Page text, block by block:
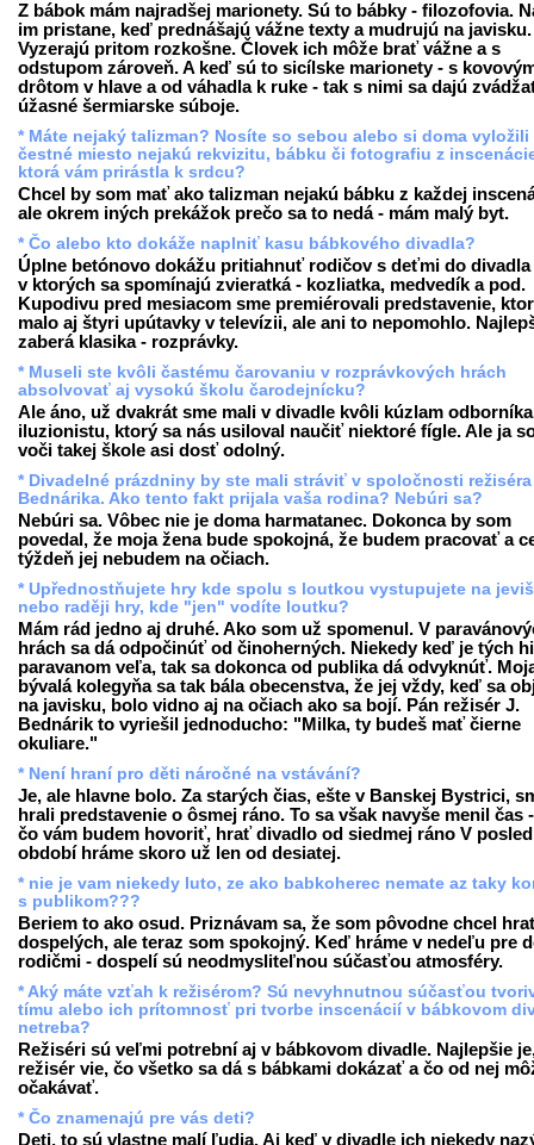
Z bábok mám najradšej marionety. Sú to bábky - filozofovia.
im pristane, keď prednášajú vážne texty a mudrujú na javisku.
Vyzerajú pritom rozkošne. Človek ich môže brať vážne a s
odstupom zároveň. A keď sú to sicílske marionety - s
drôtom v hlave a od váhadla k ruke - tak s nimi sa dajú
úžasné šermiarske súboje.
* Máte nejaký talizman? Nosíte so sebou alebo si doma vyložili
čestné miesto nejakú rekvizitu, bábku či fotografiu z
ktorá vám prirástla k srdcu?
Chcel by som mať ako talizman nejakú bábku z každej
ale okrem iných prekážok prečo sa to nedá - mám malý byt.
* Čo alebo kto dokáže naplniť kasu bábkového divadla?
Úplne betónovo dokážu pritiahnuť rodičov s deťmi do
v ktorých sa spomínajú zvieratká - kozliatka, medvedík a pod.
Kupodivu pred mesiacom sme premiérovali predstavenie,
malo aj štyri upútavky v televízii, ale ani to nepomohlo.
zaberá klasika - rozprávky.
* Museli ste kvôli častému čarovaniu v rozprávkových hrách
absolvovať aj vysokú školu čarodejnícku?
Ale áno, už dvakrát sme mali v divadle kvôli kúzlam odborníka
iluzionistu, ktorý sa nás usiloval naučiť niektoré fígle. Ale ja
voči takej škole asi dosť odolný.
* Divadelné prázdniny by ste mali stráviť v spoločnosti režiséra
Bednárika. Ako tento fakt prijala vaša rodina? Nebúri sa?
Nebúri sa. Vôbec nie je doma harmatanec. Dokonca by som
povedal, že moja žena bude spokojná, že budem pracovať a
týždeň jej nebudem na očiach.
* Upřednostňujete hry kde spolu s loutkou vystupujete na
nebo raději hry, kde "jen" vodíte loutku?
Mám rád jedno aj druhé. Ako som už spomenul. V
hrách sa dá odpočinúť od činoherných. Niekedy keď je tých
paravanom veľa, tak sa dokonca od publika dá odvyknúť.
bývalá kolegyňa sa tak bála obecenstva, že jej vždy, keď sa
na javisku, bolo vidno aj na očiach ako sa bojí. Pán režisér J.
Bednárik to vyriešil jednoducho: "Milka, ty budeš mať čierne
okuliare."
* Není hraní pro děti náročné na vstávání?
Je, ale hlavne bolo. Za starých čias, ešte v Banskej Bystrici,
hrali predstavenie o ôsmej ráno. To sa však navyše menil čas
čo vám budem hovoriť, hrať divadlo od siedmej ráno V
období hráme skoro už len od desiatej.
* nie je vam niekedy luto, ze ako babkoherec nemate az taky
s publikom???
Beriem to ako osud. Priznávam sa, že som pôvodne chcel
dospelých, ale teraz som spokojný. Keď hráme v nedeľu pre
rodičmi - dospelí sú neodmysliteľnou súčasťou atmosféry.
* Aký máte vzťah k režisérom? Sú nevyhnutnou súčasťou
tímu alebo ich prítomnosť pri tvorbe inscenácií v bábkovom
netreba?
Režiséri sú veľmi potrební aj v bábkovom divadle. Najlepšie
režisér vie, čo všetko sa dá s bábkami dokázať a čo od nej
očakávať.
* Čo znamenajú pre vás deti?
Deti, to sú vlastne malí ľudia. Aj keď v divadle ich niekedy